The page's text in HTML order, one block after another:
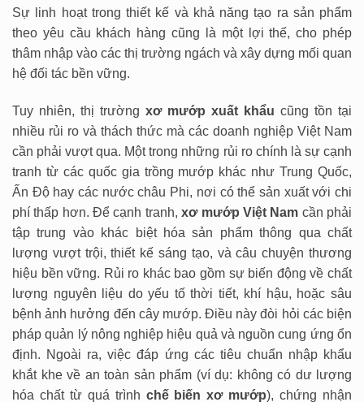
Sự linh hoạt trong thiết kế và khả năng tạo ra sản phẩm
theo yêu cầu khách hàng cũng là một lợi thế, cho phép
thâm nhập vào các thị trường ngách và xây dựng mối quan
hệ đối tác bền vững.
Tuy nhiên, thị trường xơ mướp xuất khẩu cũng tồn tại
nhiều rủi ro và thách thức mà các doanh nghiệp Việt Nam
cần phải vượt qua. Một trong những rủi ro chính là sự cạnh
tranh từ các quốc gia trồng mướp khác như Trung Quốc,
Ấn Độ hay các nước châu Phi, nơi có thể sản xuất với chi
phí thấp hơn. Để cạnh tranh,xơ mướp Việt Nam cần phải
tập trung vào khác biệt hóa sản phẩm thông qua chất
lượng vượt trội, thiết kế sáng tạo, và câu chuyện thương
hiệu bền vững. Rủi ro khác bao gồm sự biến động về chất
lượng nguyên liệu do yếu tố thời tiết, khí hậu, hoặc sâu
bệnh ảnh hưởng đến cây mướp. Điều này đòi hỏi các biện
pháp quản lý nông nghiệp hiệu quả và nguồn cung ứng ổn
định. Ngoài ra, việc đáp ứng các tiêu chuẩn nhập khẩu
khắt khe về an toàn sản phẩm (ví dụ: không có dư lượng
hóa chất từ quá trình chế biến xơ mướp), chứng nhận